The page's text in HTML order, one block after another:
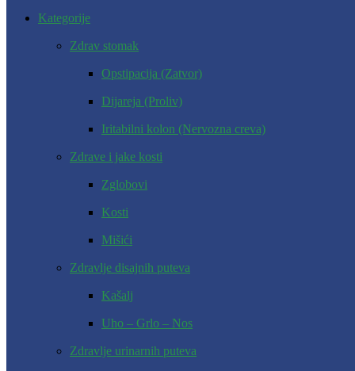
Kategorije
Zdrav stomak
Opstipacija (Zatvor)
Dijareja (Proliv)
Iritabilni kolon (Nervozna creva)
Zdrave i jake kosti
Zglobovi
Kosti
Mišići
Zdravlje disajnih puteva
Kašalj
Uho – Grlo – Nos
Zdravlje urinarnih puteva